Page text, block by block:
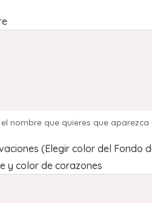
el nombre que quieres que
(Elegir color del Fondo
y color de corazones